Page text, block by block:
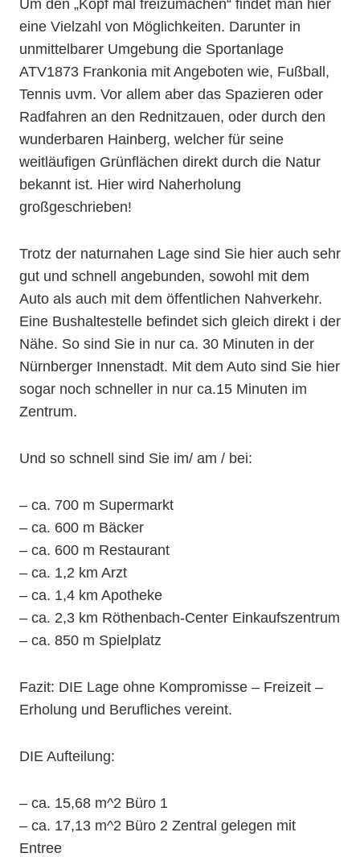
Um den „Kopf mal freizumachen“ findet man hier
eine Vielzahl von Möglichkeiten. Darunter in
unmittelbarer Umgebung die Sportanlage
ATV1873 Frankonia mit Angeboten wie, Fußball,
Tennis uvm. Vor allem aber das Spazieren oder
Radfahren an den Rednitzauen, oder durch den
wunderbaren Hainberg, welcher für seine
weitläufigen Grünflächen direkt durch die Natur
bekannt ist. Hier wird Naherholung
großgeschrieben!
Trotz der naturnahen Lage sind Sie hier auch sehr
gut und schnell angebunden, sowohl mit dem
Auto als auch mit dem öffentlichen Nahverkehr.
Eine Bushaltestelle befindet sich gleich direkt i der
Nähe. So sind Sie in nur ca. 30 Minuten in der
Nürnberger Innenstadt. Mit dem Auto sind Sie hier
sogar noch schneller in nur ca.15 Minuten im
Zentrum.
Und so schnell sind Sie im/ am / bei:
– ca. 700 m Supermarkt
– ca. 600 m Bäcker
– ca. 600 m Restaurant
– ca. 1,2 km Arzt
– ca. 1,4 km Apotheke
– ca. 2,3 km Röthenbach-Center Einkaufszentrum
– ca. 850 m Spielplatz
Fazit: DIE Lage ohne Kompromisse – Freizeit –
Erholung und Berufliches vereint.
DIE Aufteilung:
– ca. 15,68 m^2 Büro 1
– ca. 17,13 m^2 Büro 2 Zentral gelegen mit
Entree